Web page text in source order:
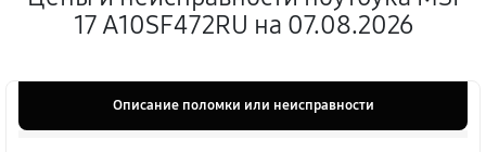
17 A10SF472RU на 07.08.2026
Описание поломки или неисправности